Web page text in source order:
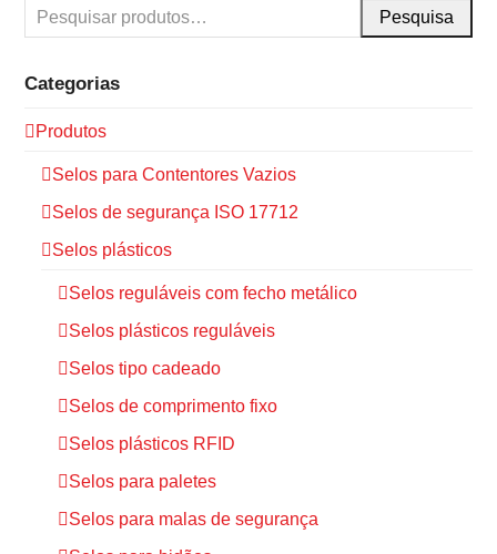
Pesquisa
Categorias
Produtos
Selos para Contentores Vazios
Selos de segurança ISO 17712
Selos plásticos
Selos reguláveis com fecho metálico
Selos plásticos reguláveis
Selos tipo cadeado
Selos de comprimento fixo
Selos plásticos RFID
Selos para paletes
Selos para malas de segurança